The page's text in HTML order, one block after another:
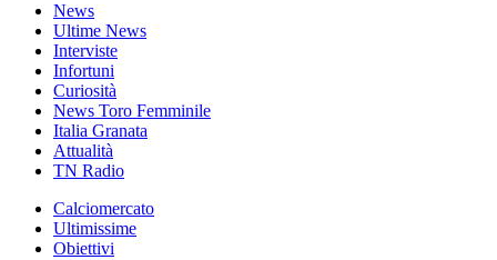
News
Ultime News
Interviste
Infortuni
Curiosità
News Toro Femminile
Italia Granata
Attualità
TN Radio
Calciomercato
Ultimissime
Obiettivi